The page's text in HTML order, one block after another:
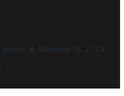
Styków ul. Słoneczna 50, 27-230